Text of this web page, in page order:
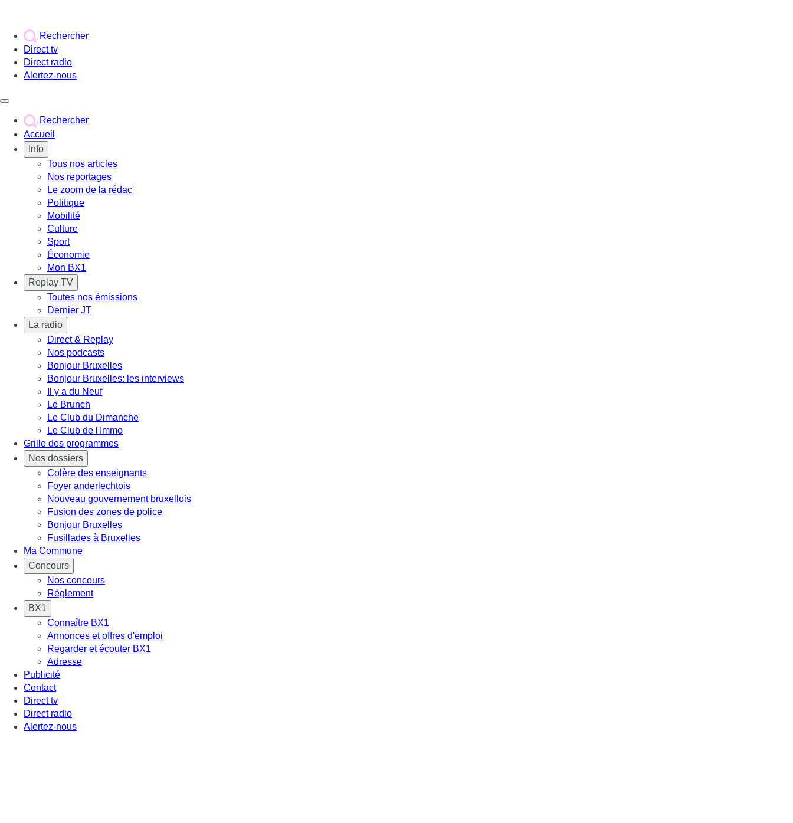
Rechercher
Direct tv
Direct radio
Alertez-nous
Rechercher
Accueil
Info
Tous nos articles
Nos reportages
Le zoom de la rédac'
Politique
Mobilité
Culture
Sport
Économie
Mon BX1
Replay TV
Toutes nos émissions
Dernier JT
La radio
Direct & Replay
Nos podcasts
Bonjour Bruxelles
Bonjour Bruxelles: les interviews
Il y a du Neuf
Le Brunch
Le Club du Dimanche
Le Club de l'Immo
Grille des programmes
Nos dossiers
Colère des enseignants
Foyer anderlechtois
Nouveau gouvernement bruxellois
Fusion des zones de police
Bonjour Bruxelles
Fusillades à Bruxelles
Ma Commune
Concours
Nos concours
Règlement
BX1
Connaître BX1
Annonces et offres d'emploi
Regarder et écouter BX1
Adresse
Publicité
Contact
Direct tv
Direct radio
Alertez-nous